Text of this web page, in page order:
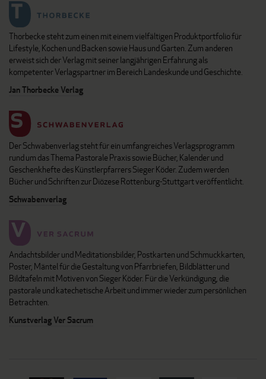
Thorbecke steht zum einen mit einem vielfältigen Produktportfolio für
Lifestyle, Kochen und Backen sowie Haus und Garten. Zum anderen
erweist sich der Verlag mit seiner langjährigen Erfahrung als
kompetenter Verlagspartner im Bereich Landeskunde und Geschichte.
Jan Thorbecke Verlag
Der Schwabenverlag steht für ein umfangreiches Verlagsprogramm
rund um das Thema Pastorale Praxis sowie Bücher, Kalender und
Geschenkhefte des Künstlerpfarrers Sieger Köder. Zudem werden
Bücher und Schriften zur Diözese Rottenburg-Stuttgart veröffentlicht.
Schwabenverlag
Andachtsbilder und Meditationsbilder, Postkarten und Schmuckkarten,
Poster, Mäntel für die Gestaltung von Pfarrbriefen, Bildblätter und
Bildtafeln mit Motiven von Sieger Köder. Für die Verkündigung, die
pastorale und katechetische Arbeit und immer wieder zum persönlichen
Betrachten.
Kunstverlag Ver Sacrum